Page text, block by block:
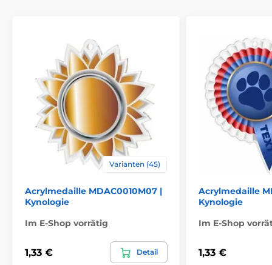
Varianten (45)
Acrylmedaille MDAC0010M07 |
Kynologie
Im E-Shop vorrätig
1,33 € Detail
Acrylmedaille
Kynologie
Im E-Shop
1,33 €